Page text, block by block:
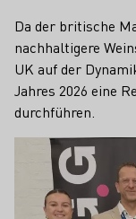
Da der britische
nachhaltigere
UK auf der
Jahres 2026 eine
durchführen.